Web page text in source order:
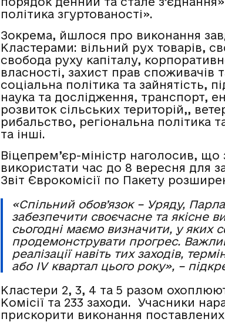
політика згуртованості».
Зокрема, йшлося про виконання
Кластерами: вільний рух товарів,
свобода руху капіталу,
власності, захист прав споживачів
соціальна політика та зайнятість,
наука та дослідження, транспорт,
розвиток сільських територій,,
рибальство, регіональна політика
та інші.
Віцепрем’єр-міністр наголосив,
використати час до 8 вересня для
Звіт Єврокомісії по Пакету
«Спільний обов’язок – Уряду,
забезпечити своєчасне та якісне
сьогодні маємо визначити, у яких
продемонструвати прогрес.
реалізації навіть тих заходів,
або IV квартал цього року», –
Кластери 2, 3, 4 та 5 разом
Комісії та 233 заходи. Учасники
прискорити виконання